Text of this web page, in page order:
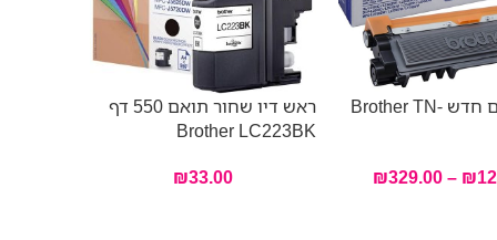
טונר תואם חדש Brother TN-
₪
–
₪329.00
ראש דיו שחור תואם 550 דף
Brother LC223BK
₪33.00